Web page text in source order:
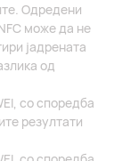
Одредени
може да не
јадрената
од
со споредба
резултати